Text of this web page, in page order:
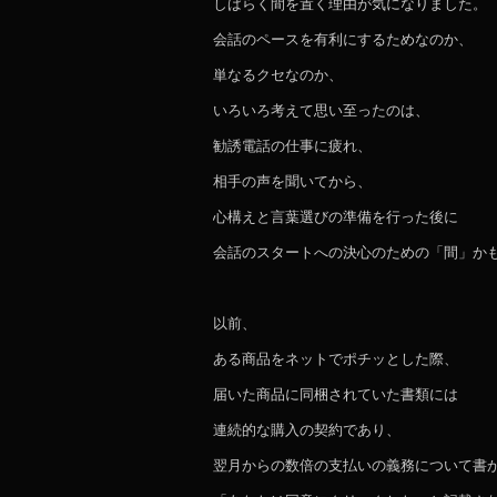
しばらく間を置く理由が気になりました。
会話のペースを有利にするためなのか、
単なるクセなのか、
いろいろ考えて思い至ったのは、
勧誘電話の仕事に疲れ、
相手の声を聞いてから、
心構えと言葉選びの準備を行った後に
会話のスタートへの決心のための「間」か
以前、
ある商品をネットでポチッとした際、
届いた商品に同梱されていた書類には
連続的な購入の契約であり、
翌月からの数倍の支払いの義務について書